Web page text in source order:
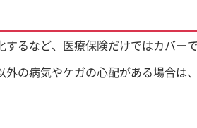
るなど、医療保険だけではカバー
の病気やケガの心配がある場合は